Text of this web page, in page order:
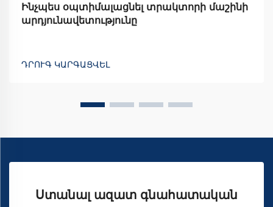
Ինչպես օպտիմալացնել տրակտորի մաշինի
արդյունավետությունը
ԴՐՈՒԳ ԿԱՐԳԱՑՎԵԼ
Ստանալ ազատ գնահատական